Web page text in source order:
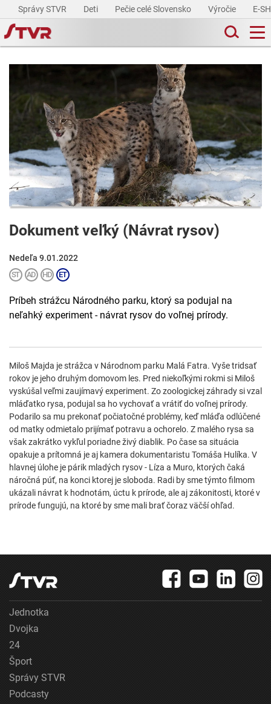
Správy STVR Deti Pečie celé Slovensko Výročie E-
Dokument veľký (Návrat rysov)
Nedeľa 9.01.2022
Príbeh strážcu Národného parku, ktorý sa podujal na
neľahký experiment - návrat rysov do voľnej prírody.
Miloš Majda je strážca v Národnom parku Malá Fatra. Vyše tridsať
rokov je jeho druhým domovom les. Pred niekoľkými rokmi si Miloš
vyskúšal veľmi zaujímavý experiment. Zo zoologickej záhrady si vzal
mláďatko rysa, podujal sa ho vychovať a vrátiť do voľnej prírody.
Podarilo sa mu prekonať počiatočné problémy, keď mláďa odlúčené
od matky odmietalo prijímať potravu a ochorelo. Z malého rysa sa
však zakrátko vykľul poriadne živý diablik. Po čase sa situácia
opakuje a prítomná je aj kamera dokumentaristu Tomáša Hulíka. V
hlavnej úlohe je párik mladých rysov - Líza a Muro, ktorých čaká
náročná púť, na konci ktorej je sloboda. Radi by sme týmto filmom
ukázali návrat k hodnotám, úctu k prírode, ale aj zákonitosti, ktoré v
prírode fungujú, na ktoré by sme mali brať čoraz väčší ohľad.
Jednotka
Dvojka
24
Šport
Správy STVR
Podcasty